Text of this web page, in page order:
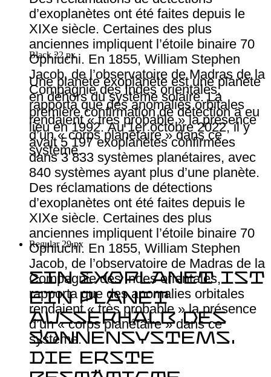
d’exoplanètes ont été faites depuis le
XIXe siècle. Certaines des plus
anciennes impliquent l’étoile binaire 70
Ophiuchi. En 1855, William Stephen
Jacob, de l’observatoire de Madras de la
Compagnie des Indes orientales,
rapporta que des anomalies orbitales
rendaient « très probable » la présence
d’un « corps planétaire » dans ce
système.
Black 22 px
Une planète exoplanète est une planète
en dehors du système solaire. La
première confirmation de détection a eu
lieu en 1992. Au 1er octobre 2022, il y
avait 5 197 exoplanètes confirmées
dans 3 833 systèmes planétaires, avec
840 systèmes ayant plus d’une planète.
Des réclamations de détections
d’exoplanètes ont été faites depuis le
XIXe siècle. Certaines des plus
anciennes impliquent l’étoile binaire 70
Ophiuchi. En 1855, William Stephen
Jacob, de l’observatoire de Madras de la
Compagnie des Indes orientales,
rapporta que des anomalies orbitales
rendaient « très probable » la présence
d’un « corps planétaire » dans ce
système.
Regular 29 px
Ein Exoplanet ist
ein Planet
außerhalb des
Sonnensystems.
Die erste